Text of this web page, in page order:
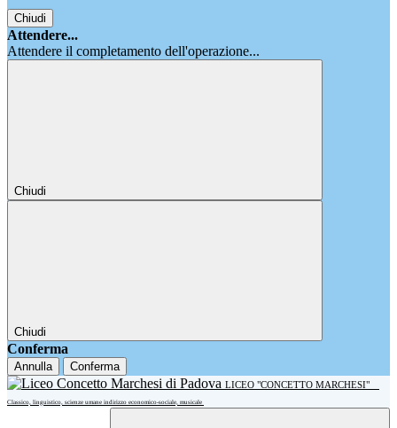
Chiudi
Attendere...
Attendere il completamento dell'operazione...
Chiudi
Chiudi
Conferma
Annulla Conferma
LICEO "CONCETTO MARCHESI"
Classico, linguistico, scienze umane indirizzo economico-sociale, musicale